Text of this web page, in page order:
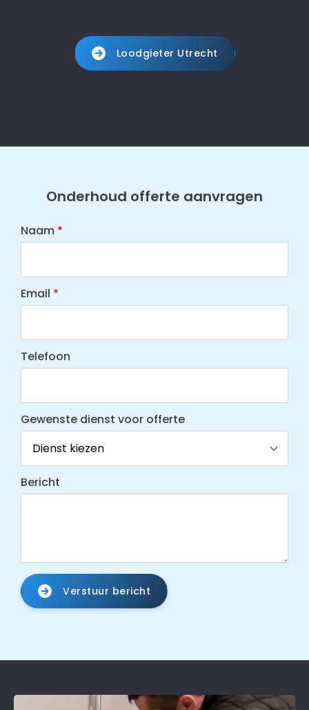
Loodgieter Utrecht
Onderhoud offerte aanvragen
Naam *
Email *
Telefoon
Gewenste dienst voor offerte
Bericht
Verstuur bericht